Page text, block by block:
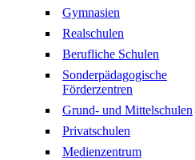
Gymnasien
Realschulen
Berufliche Schulen
Sonderpädagogische
Förderzentren
Grund- und Mittelschulen
Privatschulen
Medienzentrum